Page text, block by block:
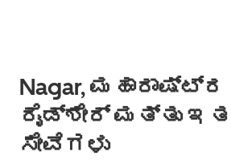
Nagar,
ರೈಡ್‌ಶೇರ್ ಮತ್ತು
ಸೇವೆಗಳು